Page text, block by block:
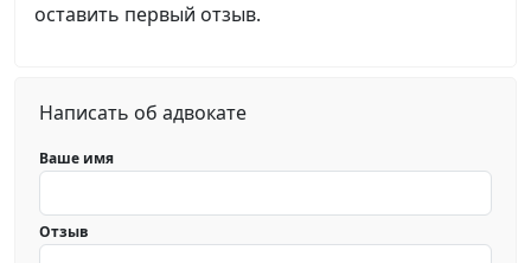
оставить первый отзыв.
Написать об адвокате
Ваше имя
Отзыв